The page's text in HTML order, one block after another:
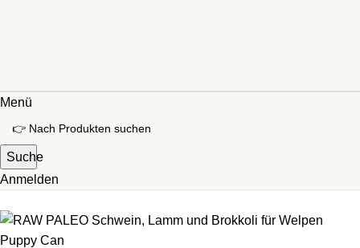
Menü
Suche
Anmelden